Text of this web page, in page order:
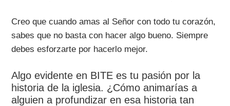
Creo que cuando amas al Señor con todo tu corazón,
sabes que no basta con hacer algo bueno. Siempre
debes esforzarte por hacerlo mejor.
Algo evidente en BITE es tu pasión por la
historia de la iglesia. ¿Cómo animarías a
alguien a profundizar en esa historia tan